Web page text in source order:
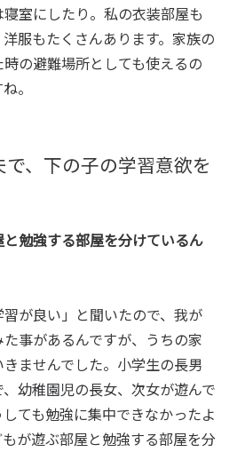
室にしたり。私の衣装部屋も
服もたくさんあります。家族の
の避難場所としても使えるの
。
、下の子の学習意欲を
と勉強する部屋を分けているん
が良い」と聞いたので、我が
事があるんですが、うちの家
ませんでした。小学生の長男
幼稚園児の長女、次女が遊んで
ても勉強に集中できなかったよ
が遊ぶ部屋と勉強する部屋を分